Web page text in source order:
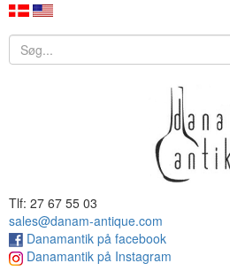
Tlf: 27 67 55 03
sales@danam-antique.com
Danamantik på facebook
Danamantik på Instagram